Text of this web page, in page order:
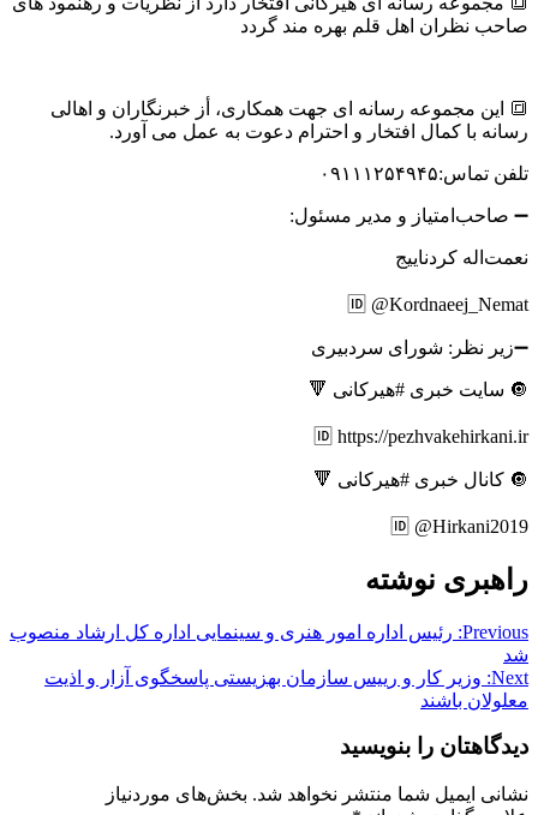
صاحب نظران اهل قلم بهره مند گردد
🔳 این مجموعه رسانه ای جهت همکاری، أز خبرنگاران و اهالی
رسانه با کمال افتخار و احترام دعوت به عمل می آورد.
تلفن تماس:۰۹۱۱۱۲۵۴۹۴۵
➖ صاحب‌امتیاز و مدیر مسئول:
نعمت‌اله کردناییج
🆔 @Kordnaeej_Nemat
➖زیر نظر: شورای سردبیری
🔘 سایت خبری #هیرکانی 🔻
🆔 https://pezhvakehirkani.ir
🔘 کانال خبری #هیرکانی 🔻
🆔 @Hirkani2019
راهبری نوشته
Previous: رئیس اداره امور هنری و سینمایی اداره کل ارشاد منصوب
شد
Next: وزیر کار و رییس سازمان بهزیستی پاسخگوی آزار و اذیت
معلولان باشند
دیدگاهتان را بنویسید
نشانی ایمیل شما منتشر نخواهد شد. بخش‌های موردنیاز